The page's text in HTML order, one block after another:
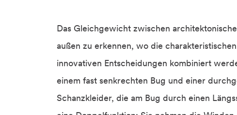
Das Gleichgewicht zwischen
außen zu erkennen, wo die
innovativen Entscheidungen kombiniert
einem fast senkrechten Bug und einer
Schanzkleider, die am Bug durch einen